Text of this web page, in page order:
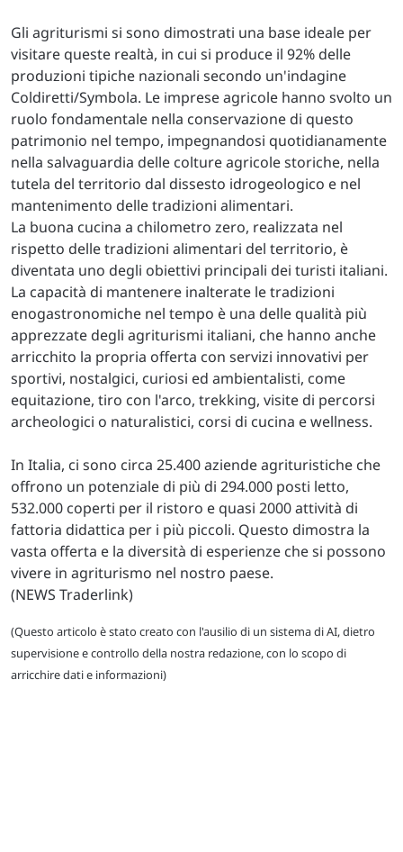
Gli agriturismi si sono dimostrati una base ideale per
visitare queste realtà, in cui si produce il 92% delle
produzioni tipiche nazionali secondo un'indagine
Coldiretti/Symbola. Le imprese agricole hanno svolto un
ruolo fondamentale nella conservazione di questo
patrimonio nel tempo, impegnandosi quotidianamente
nella salvaguardia delle colture agricole storiche, nella
tutela del territorio dal dissesto idrogeologico e nel
mantenimento delle tradizioni alimentari.
La buona cucina a chilometro zero, realizzata nel
rispetto delle tradizioni alimentari del territorio, è
diventata uno degli obiettivi principali dei turisti italiani.
La capacità di mantenere inalterate le tradizioni
enogastronomiche nel tempo è una delle qualità più
apprezzate degli agriturismi italiani, che hanno anche
arricchito la propria offerta con servizi innovativi per
sportivi, nostalgici, curiosi ed ambientalisti, come
equitazione, tiro con l'arco, trekking, visite di percorsi
archeologici o naturalistici, corsi di cucina e wellness.
In Italia, ci sono circa 25.400 aziende agrituristiche che
offrono un potenziale di più di 294.000 posti letto,
532.000 coperti per il ristoro e quasi 2000 attività di
fattoria didattica per i più piccoli. Questo dimostra la
vasta offerta e la diversità di esperienze che si possono
vivere in agriturismo nel nostro paese.
(NEWS Traderlink)
(Questo articolo è stato creato con l'ausilio di un sistema di AI, dietro
supervisione e controllo della nostra redazione, con lo scopo di
arricchire dati e informazioni)